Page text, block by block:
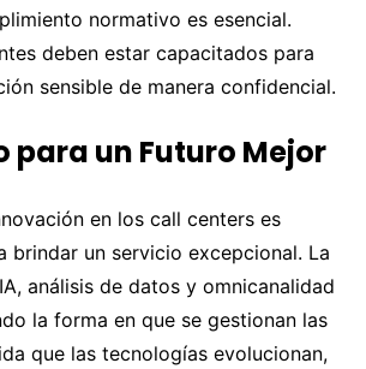
normativo es esencial.
deben estar capacitados para
sensible de manera confidencial.
para un Futuro Mejor
en los call centers es
brindar un servicio excepcional. La
análisis de datos y omnicanalidad
la forma en que se gestionan las
que las tecnologías evolucionan,